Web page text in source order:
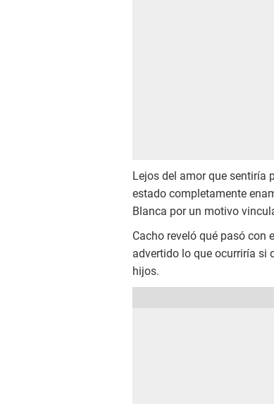
Lejos del amor que sentiría
estado completamente
Blanca por un motivo
Cacho reveló qué pasó con
advertido lo que ocurriría si
hijos.